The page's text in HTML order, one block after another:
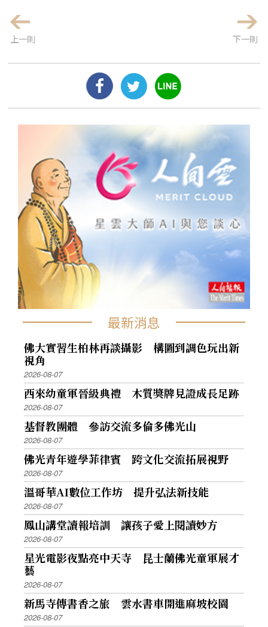
上一則 下一則
最新消息
佛大實習生柏林再談攝影 構圖到調色玩出新
視角
2026-08-07
西來幼童軍晉級典禮 木質獎牌見證成長足跡
2026-08-07
基督教團體 參訪交流多倫多佛光山
2026-08-07
佛光青年遊學菲律賓 跨文化交流拓展視野
2026-08-07
溫哥華AI數位工作坊 提升弘法新技能
2026-08-07
鳳山講堂讀報培訓 讓孩子愛上閱讀妙方
2026-08-07
星光電影夜點亮中天寺 昆士蘭佛光童軍展才
藝
2026-08-07
新馬寺傳書香之旅 雲水書車開進麻坡校園
2026-08-07